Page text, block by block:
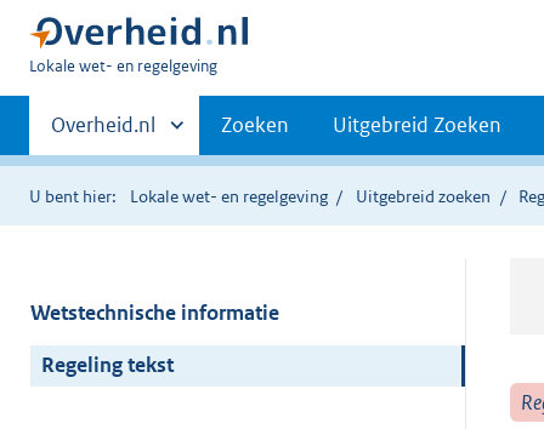
U
hier:
Lokale wet- en regelgeving
Primaire
navigatie
Andere
sites
binnen
Overheid.nl Zoeken Uitgebreid Zoeken
U bent hier: Lokale wet- en regelgeving Uitgebreid zoeken
Wetstechnische informatie
Regeling tekst